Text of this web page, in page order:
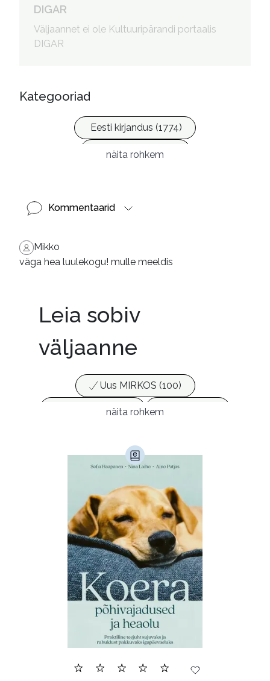
DIGAR
Väljaannet ei ole Kultuuripärandi portaalis
DIGAR
Kategooriad
Eesti kirjandus (1774)
Ilukirjandus (4254)
näita rohkem
Kommentaarid
Mikko
väga hea luulekogu! mulle meeldis
Leia sobiv
väljaanne
Uus MIRKOS (100)
Populaarsed (25)
Ajakirjad (17)
Armastusromaanid (293)
Biograafiad (229)
Eesti kirjandus (1774)
Ettevõtlus (30)
Filoloogia (121)
Filosoofia (146)
Geograafia (65)
Haridus (20)
Ilukirjandus (4254)
näita rohkem